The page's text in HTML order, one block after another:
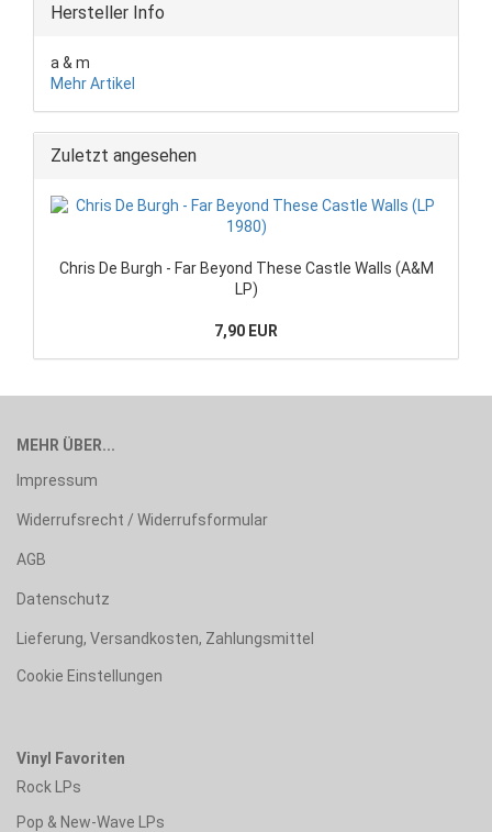
Hersteller Info
a & m
Mehr Artikel
Zuletzt angesehen
Chris De Burgh - Far Beyond These Castle Walls (A&M
LP)
7,90 EUR
MEHR ÜBER...
Impressum
Widerrufsrecht / Widerrufsformular
AGB
Datenschutz
Lieferung, Versandkosten, Zahlungsmittel
Cookie Einstellungen
Vinyl Favoriten
Rock LPs
Pop & New-Wave LPs